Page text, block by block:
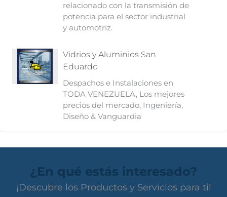
relacionado con la transmisión de
potencia para el sector industrial
y automotriz.
Vidrios y Aluminios San
Eduardo
Despachos e Instalaciones en
TODA VENEZUELA, Los mejores
precios del mercado, Ingeniería,
Diseño & Vanguardia
¿En qué estás interesado?
¡Descubre los Productos y Servicios para ti!